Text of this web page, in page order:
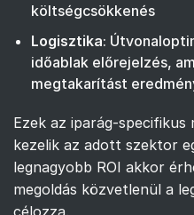
költségcsökkenés
Logisztika:
időablak előrejelzés,
megtakarítást
Ezek az iparág-
kezelik az adott szektor
legnagyobb ROI akkor
megoldás közvetlenül a
célozza.